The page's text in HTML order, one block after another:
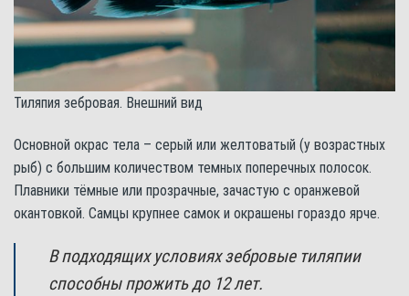
Тиляпия зебровая. Внешний вид
Основной окрас тела – серый или желтоватый (у возрастных
рыб) с большим количеством темных поперечных полосок.
Плавники тёмные или прозрачные, зачастую с оранжевой
окантовкой. Самцы крупнее самок и окрашены гораздо ярче.
В подходящих условиях зебровые тиляпии
способны прожить до 12 лет.